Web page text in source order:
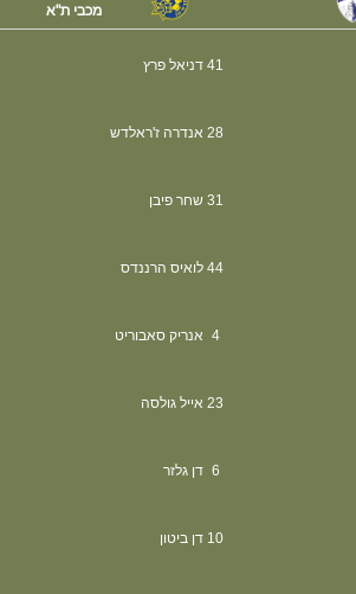
מכבי ת"א
41 דניאל פרץ
28 אנדרה ז'ראלדש
31 שחר פיבן
44 לואיס הרננדס
4 אנריק סאבוריט
23 אייל גולסה
6 דן גלזר
10 דן ביטון